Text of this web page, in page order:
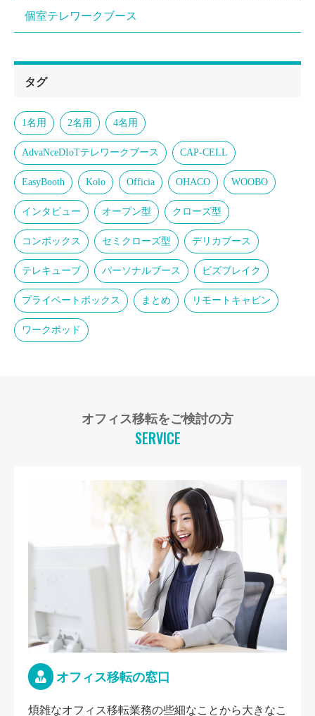
個室テレワークブース
タグ
1名用 2名用 4名用
AdvaNceDIoTテレワークブース CAP-CELL
EasyBooth Kolo Officia OHACO WOOBO
インタビュー オープン型 クローズ型
コンボックス セミクローズ型 デリカブース
テレキューブ パーソナルブース ビズブレイク
プライベートボックス まとめ リモートキャビン
ワークポッド
オフィス移転をご検討の方
SERVICE
オフィス移転の窓口
煩雑なオフィス移転業務の些細なことから大きなこ